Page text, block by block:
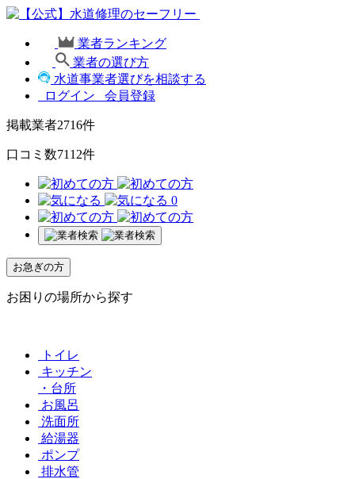
業者ランキング
業者の選び方
水道事業者選びを相談する
ログイン
会員登録
掲載業者2716件
口コミ数7112件
0
お急ぎの方
お困りの場所から探す
トイレ
キッチン
・台所
お風呂
洗面所
給湯器
ポンプ
排水管